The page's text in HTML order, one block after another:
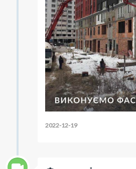
2022-12-19